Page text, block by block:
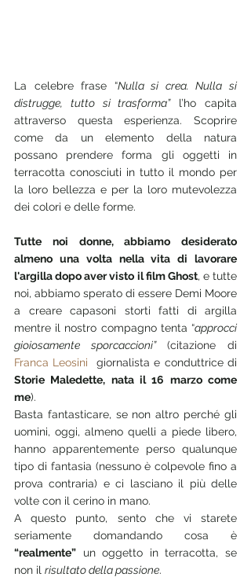
La celebre frase “Nulla si crea. Nulla si
distrugge, tutto si trasforma” l’ho capita
attraverso questa esperienza. Scoprire
come da un elemento della natura
possano prendere forma gli oggetti in
terracotta conosciuti in tutto il mondo per
la loro bellezza e per la loro mutevolezza
dei colori e delle forme.
Tutte noi donne, abbiamo desiderato
almeno una volta nella vita di lavorare
l'argilla dopo aver visto il film Ghost, e tutte
noi, abbiamo sperato di essere Demi Moore
a creare capasoni storti fatti di argilla
mentre il nostro compagno tenta “approcci
gioiosamente sporcaccioni”
Franca Leosini
giornalista e
Storie Maledette, nata il 16 marzo come
me).
Basta fantasticare, se non altro perché gli
uomini, oggi, almeno quelli a piede libero,
hanno apparentemente perso qualunque
tipo di fantasia (nessuno è colpevole fino a
prova contraria) e ci lasciano il più delle
volte con il cerino in mano.
A questo punto, sento che vi starete
“realmente” un oggetto in terracotta, se
non il risultato della passione.